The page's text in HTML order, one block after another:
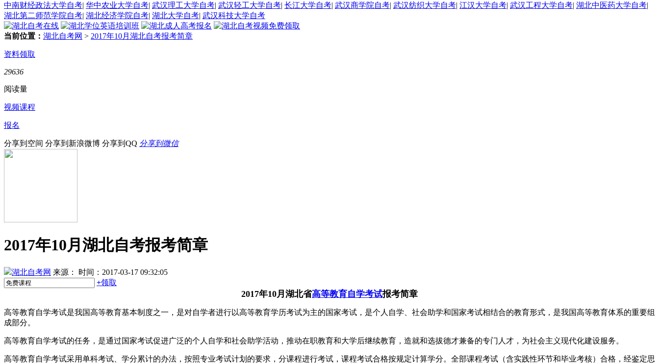
中南财经政法大学自考| 华中农业大学自考| 武汉理工大学自考| 武汉轻工大学自考| 长江大学自考| 武汉商学院自考| 武汉纺织大学自考| 江汉大学自考| 武汉工程大学自考| 湖北中医药大学自考|
湖北第二师范学院自考| 湖北经济学院自考| 湖北大学自考| 武汉科技大学自考
当前位置： 湖北自考网 > 2017年10月湖北自考报考简章
资料领取
29636
阅读量
视频课程
报名
分享到空间 分享到新浪微博 分享到QQ 分享到微信
2017年10月湖北自考报考简章
湖北自考网 来源：
时间：2017-03-17 09:32:05
+领取
2017年10月湖北省高等教育自学考试报考简章
高等教育自学考试是我国高等教育基本制度之一，是对自学者进行以高等教育学历考试为主的国家考试，是个人自学、社会助学和国家考试相结合的教育形式，是我国高等教育体系的重要组
成部分。
高等教育自学考试的任务，是通过国家考试促进广泛的个人自学和社会助学活动，推动在职教育和大学后继续教育，造就和选拔德才兼备的专门人才，为社会主义现代化建设服务。
高等教育自学考试采用单科考试、学分累计的办法，按照专业考试计划的要求，分课程进行考试，课程考试合格按规定计算学分。全部课程考试（含实践性环节和毕业考核）合格，经鉴定思